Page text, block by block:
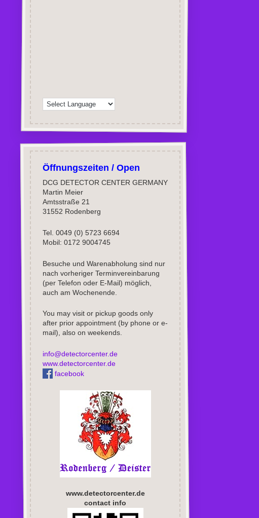
Öffnungszeiten / Open
DCG DETECTOR CENTER GERMANY
Martin Meier
Amtsstraße 21
31552 Rodenberg
Tel. 0049 (0) 5723 6694
Mobil: 0172 9004745
Besuche und Warenabholung sind nur
nach vorheriger Terminvereinbarung
(per Telefon oder E-Mail) möglich,
auch am Wochenende.
You may visit or pickup goods only
after prior appointment (by phone or e-
mail), also on weekends.
info@detectorcenter.de
www.detectorcenter.de
facebook
www.detectorcenter.de
contact info